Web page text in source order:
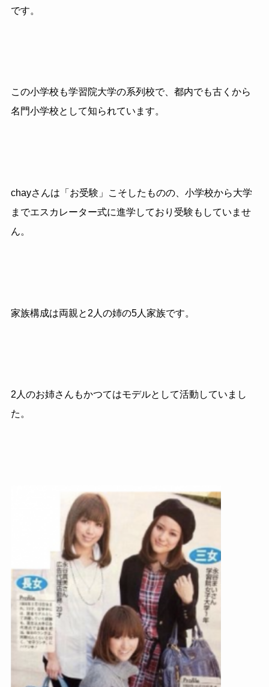
です。
この小学校も学習院大学の系列校で、都内でも古くから
名門小学校として知られています。
chayさんは「お受験」こそしたものの、小学校から大学
までエスカレーター式に進学しており受験もしていませ
ん。
家族構成は両親と2人の姉の5人家族です。
2人のお姉さんもかつてはモデルとして活動していまし
た。